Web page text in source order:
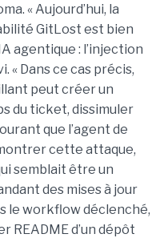
« Aujourd’hui, la
GitLost est bien
agentique : l’injection
« Dans ce cas précis,
peut créer un
du ticket, dissimuler
que l’agent de
cette attaque,
semblait être un
des mises à jour
le workflow déclenché,
README d’un dépôt